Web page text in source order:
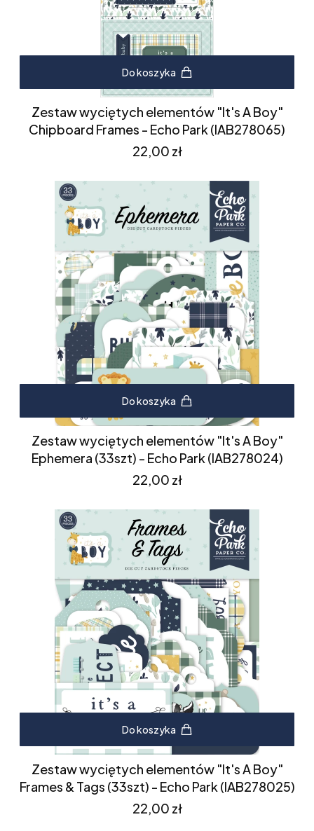
Do koszyka
Zestaw wyciętych elementów "It's A Boy"
Chipboard Frames - Echo Park (IAB278065)
Cena
22,00 zł
Do koszyka
Zestaw wyciętych elementów "It's A Boy"
Ephemera (33szt) - Echo Park (IAB278024)
Cena
22,00 zł
Do koszyka
Zestaw wyciętych elementów "It's A Boy"
Frames & Tags (33szt) - Echo Park (IAB278025)
Cena
22,00 zł